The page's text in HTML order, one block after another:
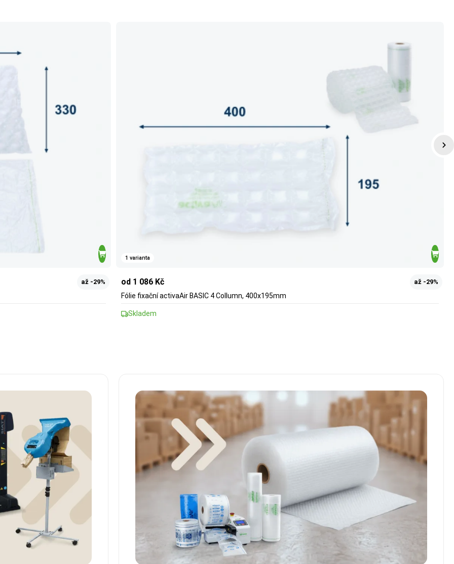
až -29%
1 varianta
od 1 086 Kč až -29%
Fólie fixační activaAir BASIC 4 Collumn, 400x195mm
Skladem